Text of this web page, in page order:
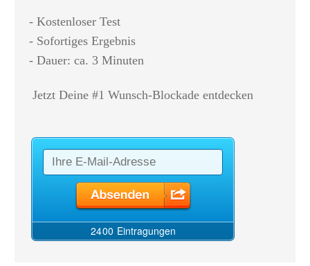
- Kostenloser Test
- Sofortiges Ergebnis
- Dauer: ca. 3 Minuten
Jetzt Deine #1 Wunsch-Blockade entdecken